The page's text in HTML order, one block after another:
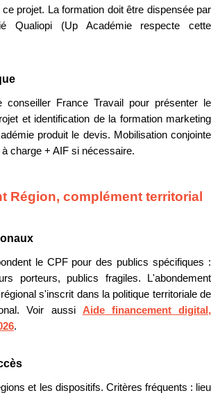
projet. La formation doit être dispensée par
Qualiopi (Up Académie respecte cette
conseiller France Travail pour présenter le
et identification de la formation marketing
produit le devis. Mobilisation conjointe
charge + AIF si nécessaire.
Région, complément territorial
le CPF pour des publics spécifiques :
porteurs, publics fragiles. L'abondement
s'inscrit dans la politique territoriale de
Voir aussi Aide financement digital,
.
et les dispositifs. Critères fréquents : lieu